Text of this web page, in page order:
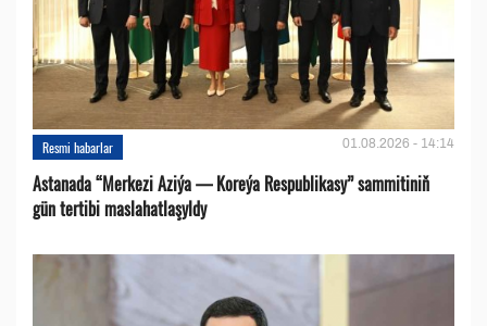
Resmi habarlar 01.08.2026 - 14:14
Astanada “Merkezi Aziýa — Koreýa Respublikasy” sammitiniň
gün tertibi maslahatlaşyldy